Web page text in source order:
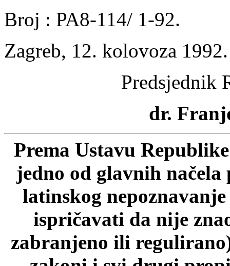
Broj : PA8-114/ 1-92.
Zagreb, 12. kolovoza 1992.
Predsjednik
dr.
Prema Ustavu
jedno od glavnih
latinskog
ispričavati da nije
zabranjeno ili